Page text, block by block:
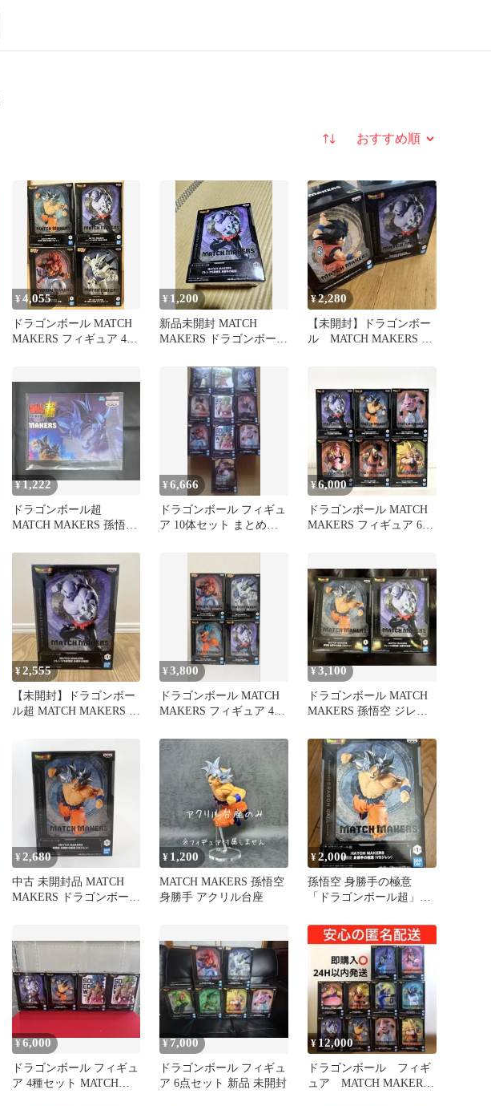
並び替え
¥4,055
ドラゴンボール MATCH
MAKERS フィギュア 4体
¥ 1,200
新品未開封 MATCH
MAKERS ドラゴンボール
¥2,280
【未開封】ドラゴンボー
ル MATCH MAKERS 孫
¥1,222
ドラゴンボール超
MATCH MAKERS 孫悟空
ン）
¥6,666
ドラゴンボール フィギュ
ア 10体セット まとめ売
¥6,000
ドラゴンボール MATCH
MAKERS フィギュア 6種
¥2,555
【未開封】ドラゴンボー
ル超 MATCH MAKERS ジ
¥3,800
ドラゴンボール MATCH
MAKERS フィギュア 4種
¥3,100
ドラゴンボール MATCH
MAKERS 孫悟空 ジレン
¥2,680
中古 未開封品 MATCH
MAKERS ドラゴンボール
NAMCO/バンダイナムコ
フィギュア pr02842
¥ 1,200
MATCH MAKERS 孫悟空
身勝手 アクリル台座
¥2,000
孫悟空 身勝手の極意
「ドラゴンボール超」
…
¥6,000
ドラゴンボール フィギュ
ア 4種セット MATCH
¥ 7,000
ドラゴンボール フィギュ
ア 6点セット 新品 未開封
¥ 12,000
ドラゴンボール フィギ
ュア MATCH MAKERS